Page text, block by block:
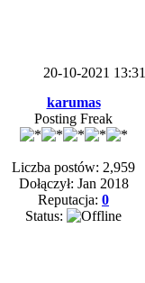
20-10-2021 13:31
karumas
Posting Freak
Liczba postów: 2,959
Dołączył: Jan 2018
Reputacja: 0
Status: